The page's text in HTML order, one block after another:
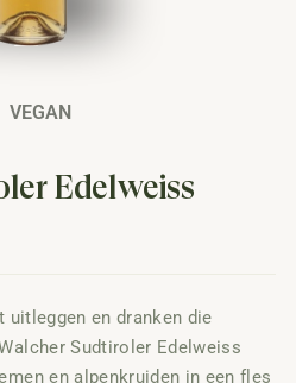
VEGAN
Edelweiss
uitleggen en dranken die
Sudtiroler Edelweiss
en alpenkruiden in een fles